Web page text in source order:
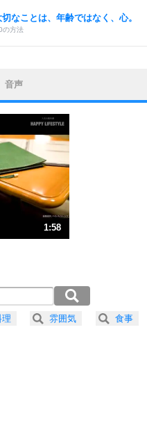
なことは、年齢ではなく、心。
の方法
。
人を見ない。
なる30の方法
ない原因は、行動しないから。
30の方法
るもの。
法
怒りを優しさで表現する。
音声
1:58
理 雰囲気 食事